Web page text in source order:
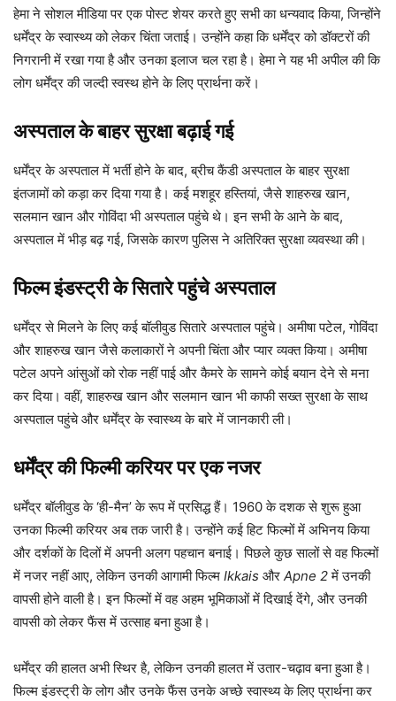
हेमा ने सोशल मीडिया पर एक पोस्ट शेयर करते हुए सभी का धन्यवाद किया, जिन्होंने
धर्मेंद्र के स्वास्थ्य को लेकर चिंता जताई। उन्होंने कहा कि धर्मेंद्र को डॉक्टरों की
निगरानी में रखा गया है और उनका इलाज चल रहा है। हेमा ने यह भी अपील की कि
लोग धर्मेंद्र की जल्दी स्वस्थ होने के लिए प्रार्थना करें।
अस्पताल के बाहर सुरक्षा बढ़ाई गई
धर्मेंद्र के अस्पताल में भर्ती होने के बाद, ब्रीच कैंडी अस्पताल के बाहर सुरक्षा
इंतजामों को कड़ा कर दिया गया है। कई मशहूर हस्तियां, जैसे शाहरुख खान,
सलमान खान और गोविंदा भी अस्पताल पहुंचे थे। इन सभी के आने के बाद,
अस्पताल में भीड़ बढ़ गई, जिसके कारण पुलिस ने अतिरिक्त सुरक्षा व्यवस्था की।
फिल्म इंडस्ट्री के सितारे पहुंचे अस्पताल
धर्मेंद्र से मिलने के लिए कई बॉलीवुड सितारे अस्पताल पहुंचे। अमीषा पटेल, गोविंदा
और शाहरुख खान जैसे कलाकारों ने अपनी चिंता और प्यार व्यक्त किया। अमीषा
पटेल अपने आंसुओं को रोक नहीं पाई और कैमरे के सामने कोई बयान देने से मना
कर दिया। वहीं, शाहरुख खान और सलमान खान भी काफी सख्त सुरक्षा के साथ
अस्पताल पहुंचे और धर्मेंद्र के स्वास्थ्य के बारे में जानकारी ली।
धर्मेंद्र की फिल्मी करियर पर एक नजर
धर्मेंद्र बॉलीवुड के ‘ही-मैन’ के रूप में प्रसिद्ध हैं। 1960 के दशक से शुरू हुआ
उनका फिल्मी करियर अब तक जारी है। उन्होंने कई हिट फिल्मों में अभिनय किया
और दर्शकों के दिलों में अपनी अलग पहचान बनाई। पिछले कुछ सालों से वह फिल्मों
में नजर नहीं आए, लेकिन उनकी आगामी फिल्म Ikkais और Apne 2में उनकी
वापसी होने वाली है। इन फिल्मों में वह अहम भूमिकाओं में दिखाई देंगे, और उनकी
वापसी को लेकर फैंस में उत्साह बना हुआ है।
धर्मेंद्र की हालत अभी स्थिर है, लेकिन उनकी हालत में उतार-चढ़ाव बना हुआ है।
फिल्म इंडस्ट्री के लोग और उनके फैंस उनके अच्छे स्वास्थ्य के लिए प्रार्थना कर